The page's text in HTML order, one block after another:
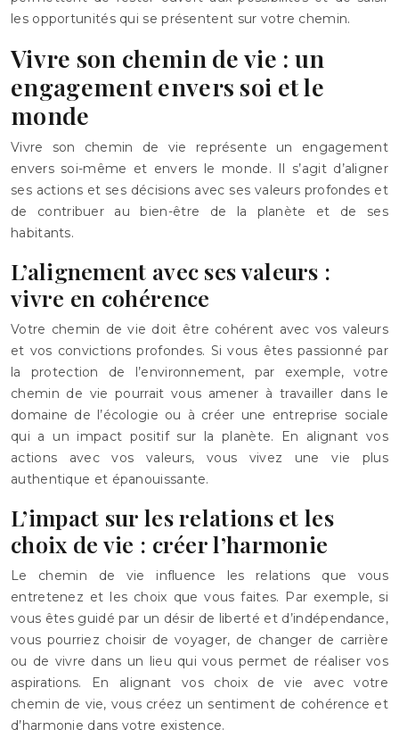
les opportunités qui se présentent sur votre chemin.
Vivre son chemin de vie : un
engagement envers soi et le
monde
Vivre son chemin de vie représente un engagement
envers soi-même et envers le monde. Il s’agit d’aligner
ses actions et ses décisions avec ses valeurs profondes et
de contribuer au bien-être de la planète et de ses
habitants.
L’alignement avec ses valeurs :
vivre en cohérence
Votre chemin de vie doit être cohérent avec vos valeurs
et vos convictions profondes. Si vous êtes passionné par
la protection de l’environnement, par exemple, votre
chemin de vie pourrait vous amener à travailler dans le
domaine de l’écologie ou à créer une entreprise sociale
qui a un impact positif sur la planète. En alignant vos
actions avec vos valeurs, vous vivez une vie plus
authentique et épanouissante.
L’impact sur les relations et les
choix de vie : créer l’harmonie
Le chemin de vie influence les relations que vous
entretenez et les choix que vous faites. Par exemple, si
vous êtes guidé par un désir de liberté et d’indépendance,
vous pourriez choisir de voyager, de changer de carrière
ou de vivre dans un lieu qui vous permet de réaliser vos
aspirations. En alignant vos choix de vie avec votre
chemin de vie, vous créez un sentiment de cohérence et
d’harmonie dans votre existence.